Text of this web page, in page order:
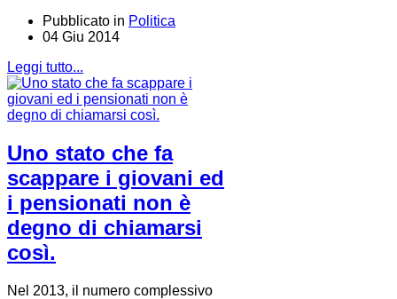
Pubblicato in Politica
04 Giu 2014
Leggi tutto...
Uno stato che fa
scappare i giovani ed
i pensionati non è
degno di chiamarsi
così.
Nel 2013, il numero complessivo